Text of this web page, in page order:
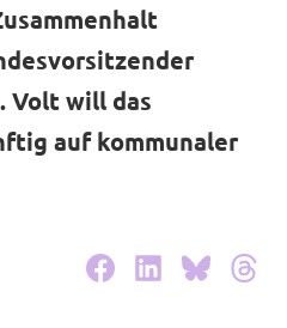
Volt will das
auf kommunaler